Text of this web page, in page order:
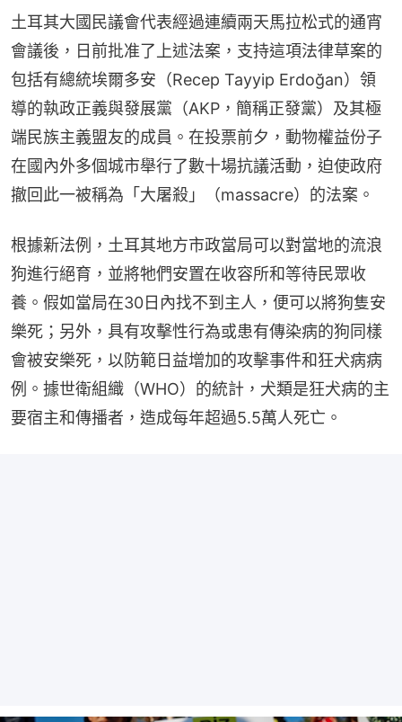
土耳其大國民議會代表經過連續兩天馬拉松式的通宵
會議後，日前批准了上述法案，支持這項法律草案的
包括有總統埃爾多安（Recep Tayyip Erdoğan）領
導的執政正義與發展黨（AKP，簡稱正發黨）及其極
端民族主義盟友的成員。在投票前夕，動物權益份子
在國內外多個城市舉行了數十場抗議活動，迫使政府
撤回此一被稱為「大屠殺」（massacre）的法案。
根據新法例，土耳其地方市政當局可以對當地的流浪
狗進行絕育，並將牠們安置在收容所和等待民眾收
養。假如當局在30日內找不到主人，便可以將狗隻安
樂死；另外，具有攻擊性行為或患有傳染病的狗同樣
會被安樂死，以防範日益增加的攻擊事件和狂犬病病
例。據世衛組織（WHO）的統計，犬類是狂犬病的主
要宿主和傳播者，造成每年超過5.5萬人死亡。